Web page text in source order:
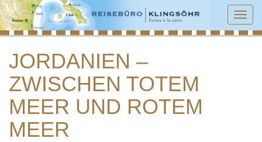
JORDANIEN – ZWISCHEN TOTEM
MEER UND ROTEM MEER
JORDANIEN –
ZWISCHEN TOTEM
MEER UND ROTEM
MEER